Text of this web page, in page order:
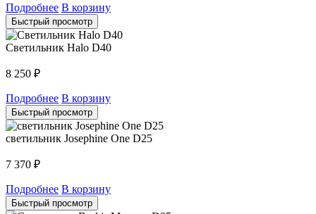
Подробнее В корзину
Быстрый просмотр
Светильник Halo D40
8 250 ₽
Подробнее В корзину
Быстрый просмотр
светильник Josephine One D25
7 370 ₽
Подробнее В корзину
Быстрый просмотр